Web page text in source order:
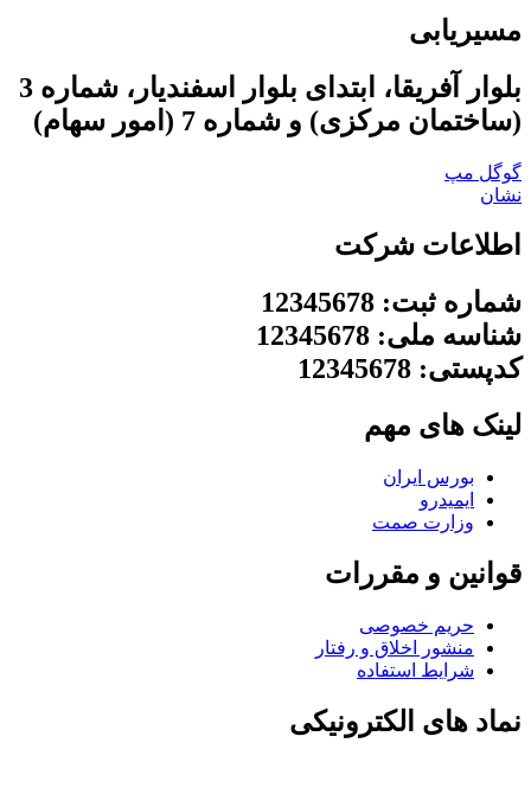
مسیریابی
بلوار آفریقا، ابتدای بلوار اسفندیار، شماره 3
(ساختمان مرکزی) و شماره 7 (امور سهام)
گوگل مپ
نشان
اطلاعات شرکت
شماره ثبت: 12345678
شناسه ملی: 12345678
کدپستی: 12345678
لینک های مهم
بورس ایران
ایمیدرو
وزارت صمت
قوانین و مقررات
حریم خصوصی
منشور اخلاق و رفتار
شرایط استفاده
نماد های الکترونیکی